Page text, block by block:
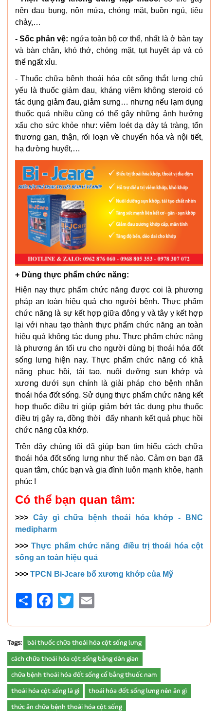
nên đau bụng, nôn mửa, chóng mặt, buồn ngủ, tiêu
chảy,…
- Sốc phản vệ: ngứa toàn bộ cơ thể, nhất là ở bàn tay
và bàn chân, khó thở, chóng mặt, tụt huyết áp và có
thể ngất xỉu.
- Thuốc chữa bệnh thoái hóa cột sống thắt lưng chủ
yếu là thuốc giảm đau, kháng viêm không steroid có
tác dụng giảm đau, giảm sưng… nhưng nếu lạm dụng
thuốc quá nhiều cũng có thể gây những ảnh hưởng
xấu cho sức khỏe như: viêm loét dạ dày tá tràng, tổn
thương gan, thận, rối loạn về chuyển hóa và nội tiết,
hạ đường huyết,…
+ Dùng thực phẩm chức năng:
Hiện nay thực phẩm chức năng được coi là phương
pháp an toàn hiệu quả cho người bệnh. Thực phẩm
chức năng là sự kết hợp giữa đông y và tây y kết hợp
lại với nhau tạo thành thực phẩm chức năng an toàn
hiệu quả không tác dụng phụ. Thực phẩm chức năng
là phương án tối ưu cho người dùng bị thoái hóa đốt
sống lưng hiện nay. Thực phẩm chức năng có khả
năng phục hồi, tái tạo, nuôi dưỡng sụn khớp và
xương dưới sụn chính là giải pháp cho bệnh nhân
thoái hóa đốt sống. Sử dụng thực phẩm chức năng kết
hợp thuốc điều trị giúp giảm bớt tác dụng phụ thuốc
điều trị gây ra, đồng thời đẩy nhanh kết quả phục hồi
chức năng của khớp.
Trên đây chúng tôi đã giúp bạn tìm hiểu cách chữa
thoái hóa đốt sống lưng như thế nào. Cảm ơn bạn đã
quan tâm, chúc bạn và gia đình luôn mạnh khỏe, hạnh
phúc !
Có thể bạn quan tâm:
>>> Cây gì chữa bệnh thoái hóa khớp - BNC
medipharm
>>>Thực phẩm chức năng điều trị thoái hóa cột
sống an toàn hiệu quả
>>> TPCN Bi-Jcare bổ xương khớp của Mỹ
Share FacebookTwitter
Tags: bài thuốc chữa thoái hóa cột sống lưng
cách chữa thoái hóa cột sống bằng dân gian
chữa bệnh thoái hóa đốt sống cổ bằng thuốc nam
thoái hóa cột sống là gì thoái hóa đốt sống lưng nên ăn gì
thức ăn chữa bệnh thoái hóa cột sống